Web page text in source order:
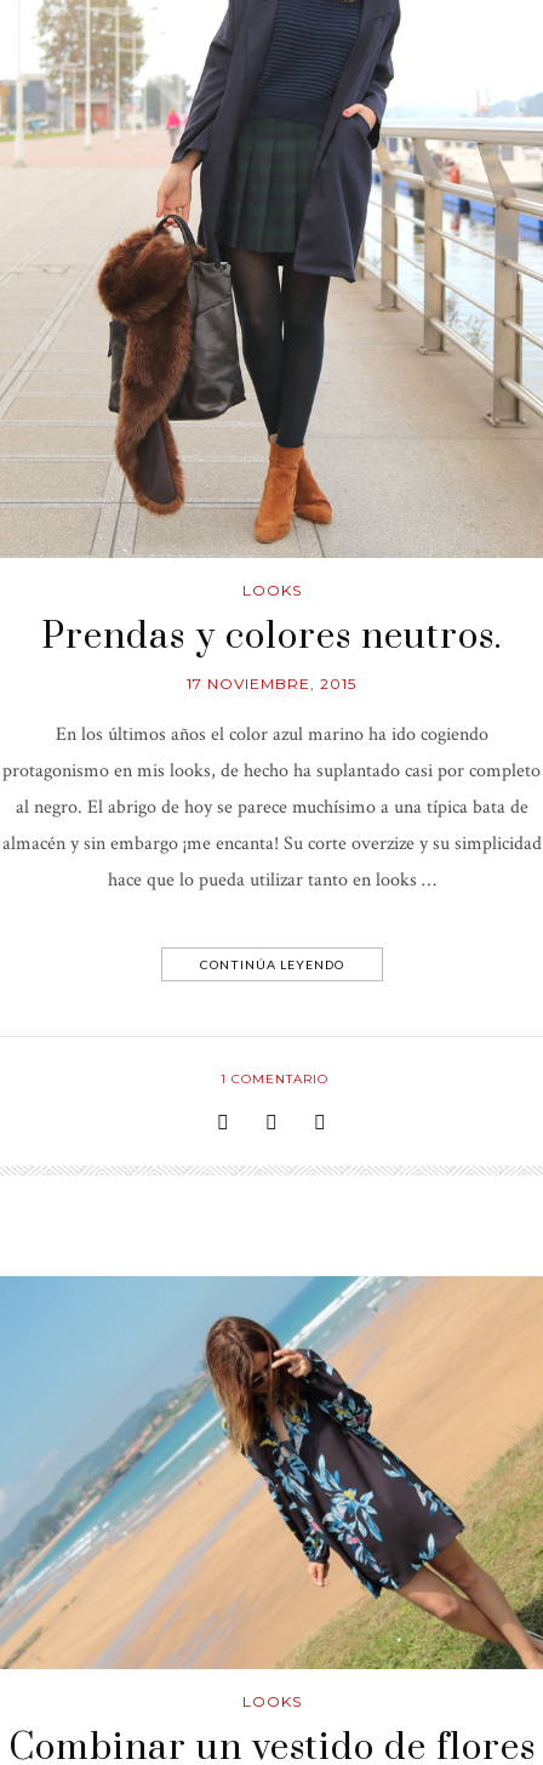
LOOKS
Prendas y colores neutros.
17 NOVIEMBRE, 2015
En los últimos años el color azul marino ha ido cogiendo
protagonismo en mis looks, de hecho ha suplantado casi por completo
al negro. El abrigo de hoy se parece muchísimo a una típica bata de
almacén y sin embargo ¡me encanta! Su corte overzize y su simplicidad
hace que lo pueda utilizar tanto en looks …
CONTINÚA LEYENDO
1 COMENTARIO
LOOKS
Combinar un vestido de flores